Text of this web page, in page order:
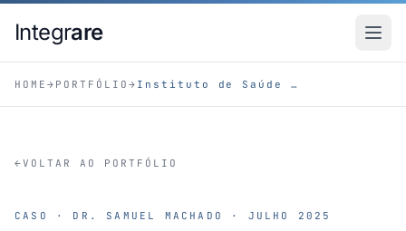
Integrare
HOME → PORTFÓLIO → Instituto de Saúde e Ortopedia — Dr. Samuel Machado
←VOLTAR AO PORTFÓLIO
CASO · DR. SAMUEL MACHADO · JULHO 2025